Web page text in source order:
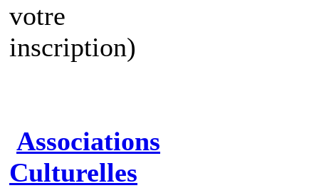
votre
inscription)
Associations
Culturelles